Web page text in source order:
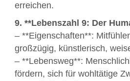
erreichen.
9. **Lebenszahl 9: Der
– **Eigenschaften**:
großzügig, künstlerisch,
– **Lebensweg**:
fördern, sich für wohltätige